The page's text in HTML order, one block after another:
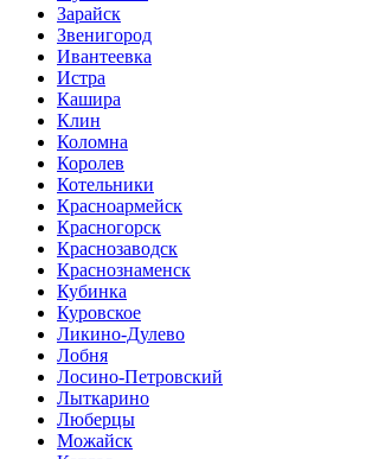
Зарайск
Звенигород
Ивантеевка
Истра
Кашира
Клин
Коломна
Королев
Котельники
Красноармейск
Красногорск
Краснозаводск
Краснознаменск
Кубинка
Куровское
Ликино-Дулево
Лобня
Лосино-Петровский
Лыткарино
Люберцы
Можайск